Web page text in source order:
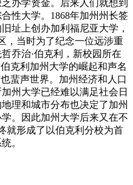
办学资金。后来人们就想到
性大学。1868年加州州长签
址上创办加利福尼亚大学，
，当时为了纪念一位远涉重
乔治·伯克利，新校园所在
克利加州大学的崛起和声名
蜚声世界。加州经济和人口
州大学已经难以满足社会日
理和城市分布也决定了加州
。因此加州大学后来又在不
就形成了以伯克利分校为首
。